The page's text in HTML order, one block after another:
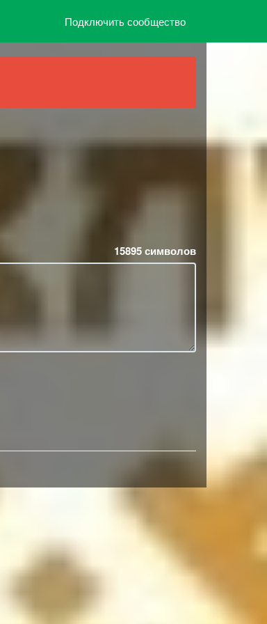
Подключить сообщество
15895символов